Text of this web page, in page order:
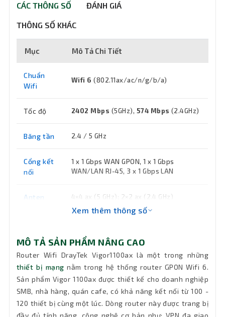
CÁC THÔNG SỐ ĐÁNH GIÁ
THÔNG SỐ KHÁC
Mục Mô Tả Chi Tiết
Chuẩn
Wifi
Wifi 6 (802.11ax/ac/n/g/b/a)
Tốc độ 2402 Mbps (5GHz), 574 Mbps (2.4GHz)
Băng tần 2.4 / 5 GHz
Cổng kết
nối
1 x 1 Gbps WAN GPON, 1 x 1 Gbps
WAN/LAN RJ-45, 3 x 1 Gbps LAN
Anten 4×4 ax (5 GHz); 2×2 ax (2.4 GHz)
Button
(nút)
1 × Factory Reset, 1 × Wireless On / Off /
WPS
Nguồn 110-240VAC 50/60Hz, 12VDC
Xem thêm thông số
MÔ TẢ SẢN PHẨM NÂNG CAO
Router Wifi DrayTek Vigor1100ax là một trong những
thiết bị mạng nằm trong hệ thống router GPON Wifi 6.
Sản phẩm Vigor 1100ax được thiết kế cho doanh nghiệp
SMB, nhà hàng, quán cafe, có khả năng kết nối từ 100 -
120 thiết bị cùng một lúc. Dòng router này được trang bị
đầy đủ tính năng, công nghệ cơ bản như: VPN đa giao